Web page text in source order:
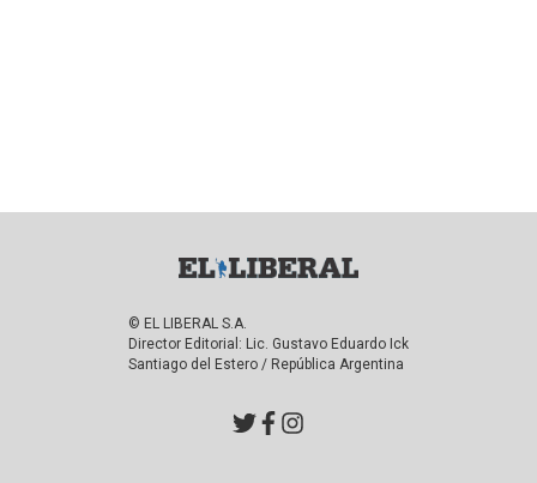
© EL LIBERAL S.A.
Director Editorial: Lic. Gustavo Eduardo Ick
Santiago del Estero / República Argentina